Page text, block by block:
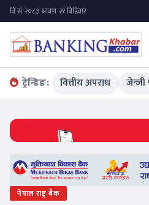
ट्रेन्डिङ: वित्तीय अपराध जेन्जी
नेपाल राष्ट्र बैंक